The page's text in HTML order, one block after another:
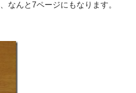
なんと7ページにもなります。